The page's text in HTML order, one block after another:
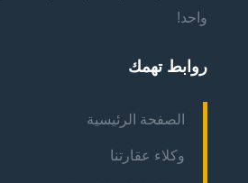
واحد!
روابط تهمك
الصفحة الرئيسية
وكلاء عقارتنا